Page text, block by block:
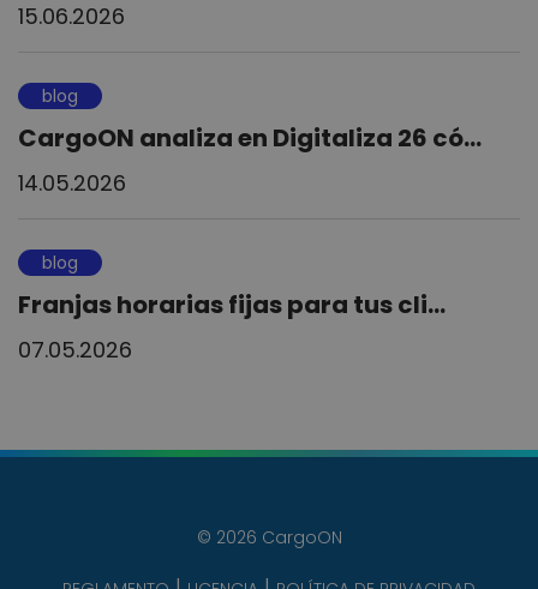
15.06.2026
blog
CargoON analiza en Digitaliza 26 có...
14.05.2026
blog
Franjas horarias fijas para tus cli...
07.05.2026
© 2026 CargoON